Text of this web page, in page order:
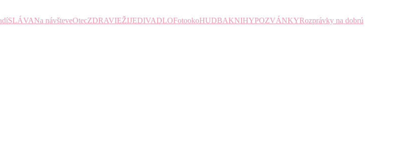
SLÁVANa návšteveOtecZDRAVIEŽIJEDIVADLOFotookoHUDBAKNIHYPOZVÁNKYRozprávky na dobrú